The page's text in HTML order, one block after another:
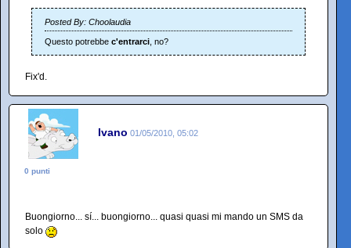
Posted By: Choolaudia
Questo potrebbe c'entrarci, no?
Fix'd.
Ivano 01/05/2010, 05:02
0 punti
Buongiorno... sí... buongiorno... quasi quasi mi mando un SMS da
solo